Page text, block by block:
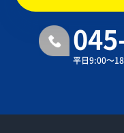
平日9:00～